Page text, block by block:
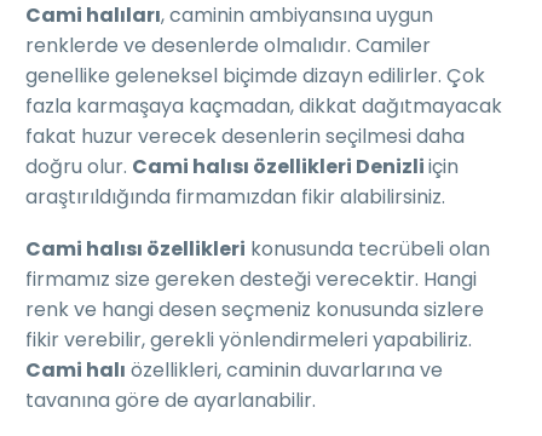
Cami halıları, caminin ambiyansına uygun
renklerde ve desenlerde olmalıdır. Camiler
genellike geleneksel biçimde dizayn edilirler. Çok
fazla karmaşaya kaçmadan, dikkat dağıtmayacak
fakat huzur verecek desenlerin seçilmesi daha
doğru olur. Cami halısı özellikleri Denizliiçin
araştırıldığında firmamızdan fikir alabilirsiniz.
Cami halısı özellikleri konusunda tecrübeli olan
firmamız size gereken desteği verecektir. Hangi
renk ve hangi desen seçmeniz konusunda sizlere
fikir verebilir, gerekli yönlendirmeleri yapabiliriz.
Cami halı özellikleri, caminin duvarlarına ve
tavanına göre de ayarlanabilir.